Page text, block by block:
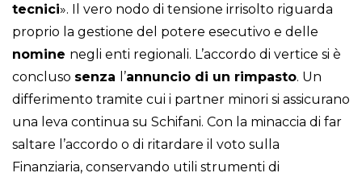
tecnici». Il vero nodo di tensione irrisolto riguarda
proprio la gestione del potere esecutivo e delle
nomine negli enti regionali. L’accordo di vertice si è
concluso senza l’annuncio di un rimpasto. Un
differimento tramite cui i partner minori si assicurano
una leva continua su Schifani. Con la minaccia di far
saltare l’accordo o di ritardare il voto sulla
Finanziaria, conservando utili strumenti di